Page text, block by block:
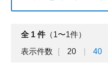
全 1 件（1〜1件）
表示件数
20 40